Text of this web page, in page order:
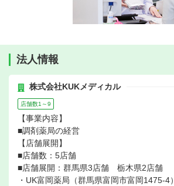
法人情報
株式会社KUKメディカル
店舗数1～9
【事業内容】
■調剤薬局の経営
【店舗展開】
■店舗数：5店舗
■店舗展開：群馬県3店舗 栃木県2店舗
・UK富岡薬局（群馬県富岡市富岡1475-4）